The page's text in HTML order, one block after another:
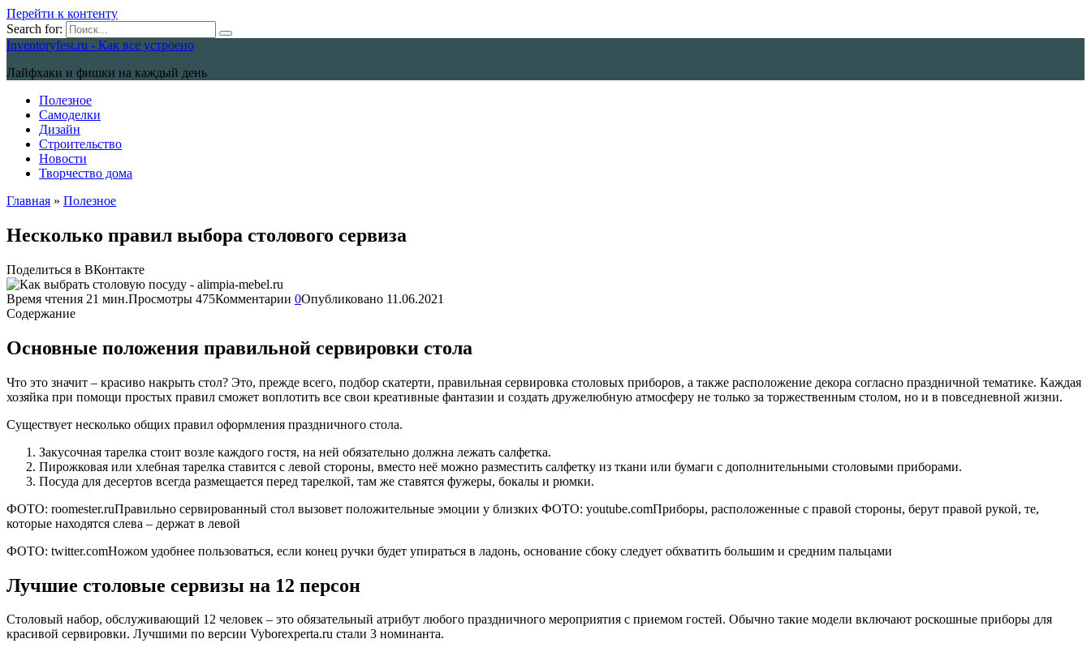
Перейти к контенту
Search for:
Inventoryfest.ru - Как все устроено
Лайфхаки и фишки на каждый день
Полезное
Самоделки
Дизайн
Строительство
Новости
Творчество дома
Главная » Полезное
Несколько правил выбора столового сервиза
Поделиться в ВКонтакте
Время чтения 21 мин.Просмотры 475Комментарии 0Опубликовано 11.06.2021
Содержание
Основные положения правильной сервировки стола
Что это значит – красиво накрыть стол? Это, прежде всего, подбор скатерти, правильная сервировка столовых приборов, а также расположение декора согласно праздничной тематике. Каждая
хозяйка при помощи простых правил сможет воплотить все свои креативные фантазии и создать дружелюбную атмосферу не только за торжественным столом, но и в повседневной жизни.
Существует несколько общих правил оформления праздничного стола.
Закусочная тарелка стоит возле каждого гостя, на ней обязательно должна лежать салфетка.
Пирожковая или хлебная тарелка ставится с левой стороны, вместо неё можно разместить салфетку из ткани или бумаги с дополнительными столовыми приборами.
Посуда для десертов всегда размещается перед тарелкой, там же ставятся фужеры, бокалы и рюмки.
ФОТО: roomester.ruПравильно сервированный стол вызовет положительные эмоции у близких ФОТО: youtube.comПриборы, расположенные с правой стороны, берут правой рукой, те,
которые находятся слева – держат в левой
ФОТО: twitter.comНожом удобнее пользоваться, если конец ручки будет упираться в ладонь, основание сбоку следует обхватить большим и средним пальцами
Лучшие столовые сервизы на 12 персон
Столовый набор, обслуживающий 12 человек – это обязательный атрибут любого праздничного мероприятия с приемом гостей. Обычно такие модели включают роскошные приборы для
красивой сервировки. Лучшими по версии Vyborexperta.ru стали 3 номинанта.